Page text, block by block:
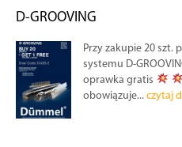
D-GROOVING
Przy zakupie 20 szt.
systemu D-
oprawka gratis
obowiązuje...czytaj